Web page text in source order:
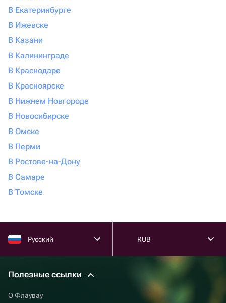
В Екатеринбурге
В Ижевске
В Казани
В Калининграде
В Краснодаре
В Красноярске
В Нижнем Новгороде
В Новосибирске
В Омске
В Перми
В Ростове-на-Дону
В Самаре
В Томске
Русский RUB
Полезные ссылки
О Флаувау